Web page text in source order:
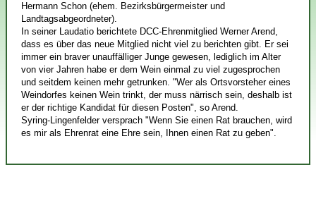
Hermann Schon (ehem. Bezirksbürgermeister und
Landtagsabgeordneter).
In seiner Laudatio berichtete DCC-Ehrenmitglied Werner Arend,
dass es über das neue Mitglied nicht viel zu berichten gibt. Er sei
immer ein braver unauffälliger Junge gewesen, lediglich im Alter
von vier Jahren habe er dem Wein einmal zu viel zugesprochen
und seitdem keinen mehr getrunken. "Wer als Ortsvorsteher eines
Weindorfes keinen Wein trinkt, der muss närrisch sein, deshalb ist
er der richtige Kandidat für diesen Posten", so Arend.
Syring-Lingenfelder versprach "Wenn Sie einen Rat brauchen, wird
es mir als Ehrenrat eine Ehre sein, Ihnen einen Rat zu geben".